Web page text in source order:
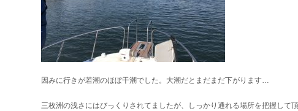
因みに行きが若潮のほぼ干潮でした。大潮だとまだまだ下がります…
三枚洲の浅さにはびっくりされてましたが、しっかり通れる場所を把握して